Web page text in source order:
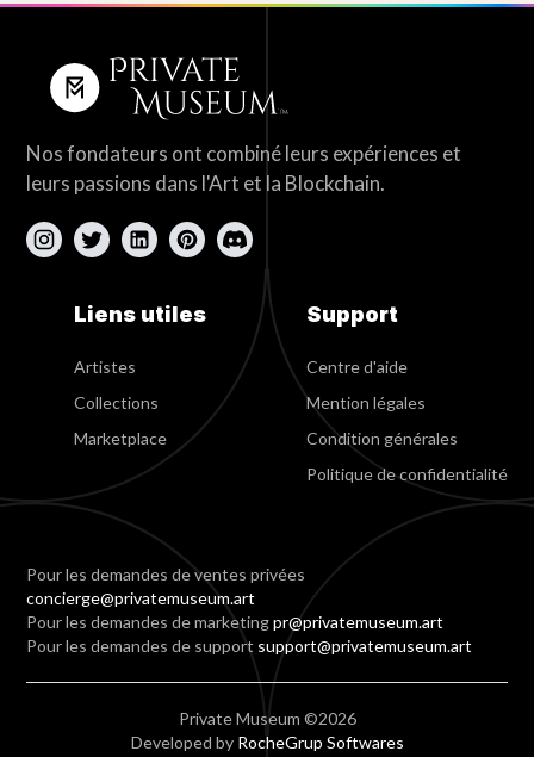
Nos fondateurs ont combiné leurs expériences et
leurs passions dans l'Art et la Blockchain.
Liens utiles
Artistes
Collections
Marketplace
Support
Centre d'aide
Mention légales
Condition générales
Politique de confidentialité
Pour les demandes de ventes privées
concierge@privatemuseum.art
Pour les demandes de marketingpr@privatemuseum.art
Pour les demandes de support support@privatemuseum.art
Private Museum ©2026
Developed by RocheGrup Softwares